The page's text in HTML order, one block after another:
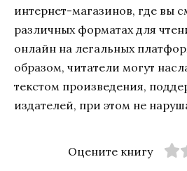
интернет-магазинов, где вы
различных форматах для
онлайн на легальных
образом, читатели могут
текстом произведения,
издателей, при этом не
Оцените книгу